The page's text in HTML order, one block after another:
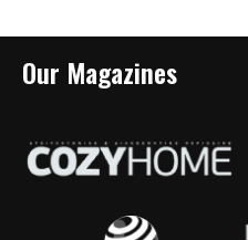
Our Magazines